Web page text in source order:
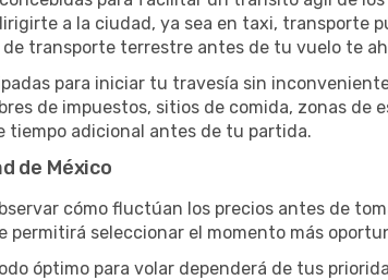
a la ciudad, ya sea en taxi, transporte
transporte terrestre antes de tu vuelo te
para iniciar tu travesía sin
de impuestos, sitios de comida, zonas de
tiempo adicional antes de tu partida.
de México
cómo fluctúan los precios antes de
seleccionar el momento más
óptimo para volar dependerá de tus